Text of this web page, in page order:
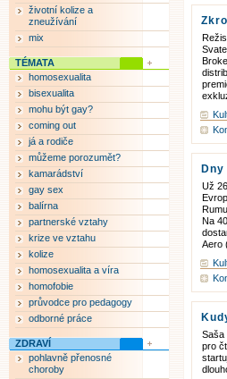
Už
Na
Aero
Saša
pro
životní kolize a
zneužívání
mix
TÉMATA
homosexualita
bisexualita
mohu být gay?
coming out
já a rodiče
můžeme porozumět?
kamarádství
gay sex
balírna
partnerské vztahy
krize ve vztahu
kolize
homosexualita a víra
homofobie
průvodce pro pedagogy
odborné práce
ZDRAVÍ
pohlavně přenosné
choroby